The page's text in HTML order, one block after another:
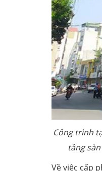
Công trình
tầng
Về việc cấp